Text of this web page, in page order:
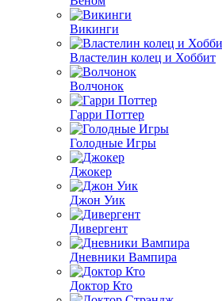
Викинги
Властелин колец и Хоббит
Волчонок
Гарри Поттер
Голодные Игры
Джокер
Джон Уик
Дивергент
Дневники Вампира
Доктор Кто